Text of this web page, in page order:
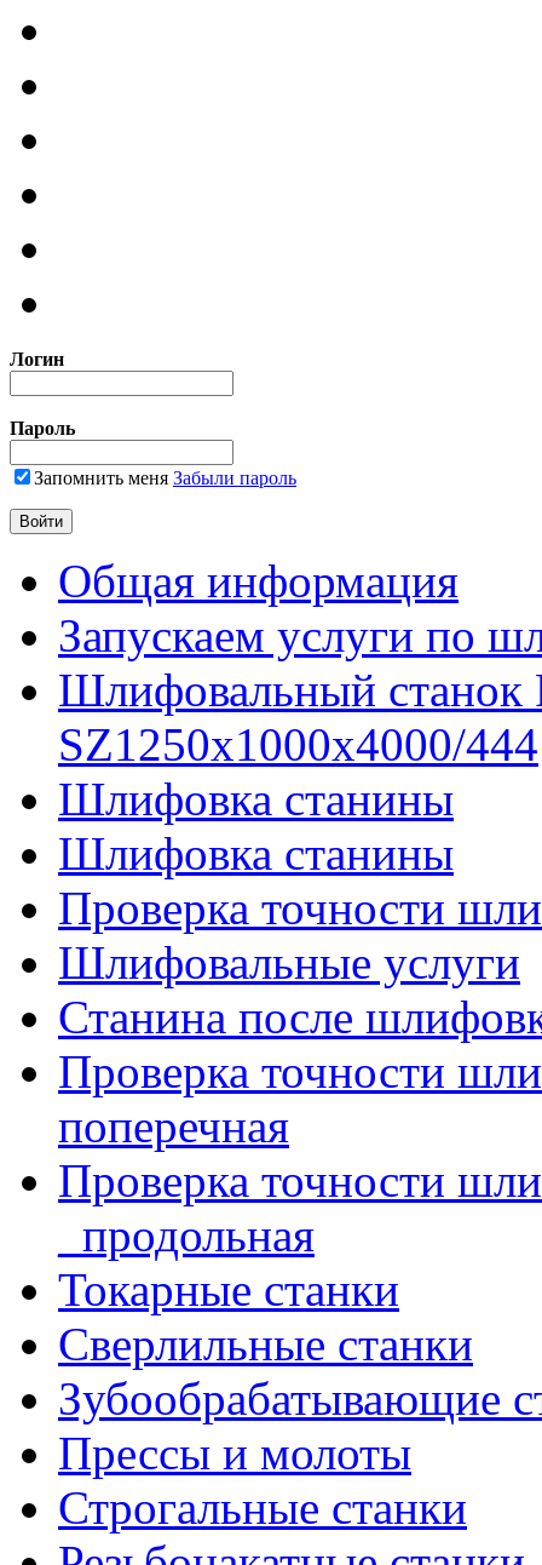
Логин
Пароль
Запомнить меня Забыли пароль
Общая информация
Запускаем услуги по
Шлифовальный
SZ1250x1000x4000/444
Шлифовка станины
Шлифовка станины
Проверка точности
Шлифовальные услуги
Станина после
Проверка точности
поперечная
Проверка точности
_продольная
Токарные станки
Сверлильные станки
Зубообрабатывающие
Прессы и молоты
Строгальные станки